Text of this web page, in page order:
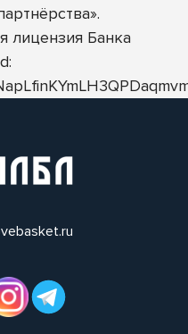
лицензия Банка